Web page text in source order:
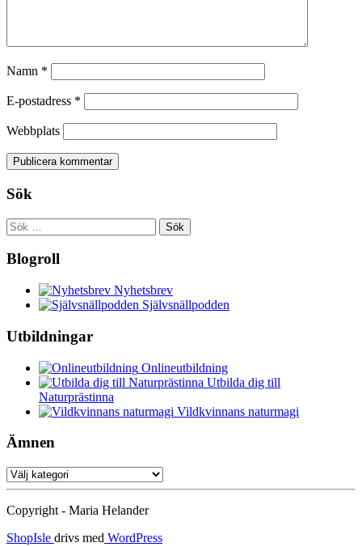
Namn *
E-postadress *
Webbplats
Sök
Sök
efter:
Blogroll
Nyhetsbrev
Självsnällpodden
Utbildningar
Onlineutbildning
Utbilda dig till
Naturprästinna
Vildkvinnans naturmagi
Ämnen
Ämnen
Copyright - Maria Helander
ShopIsle drivs med WordPress